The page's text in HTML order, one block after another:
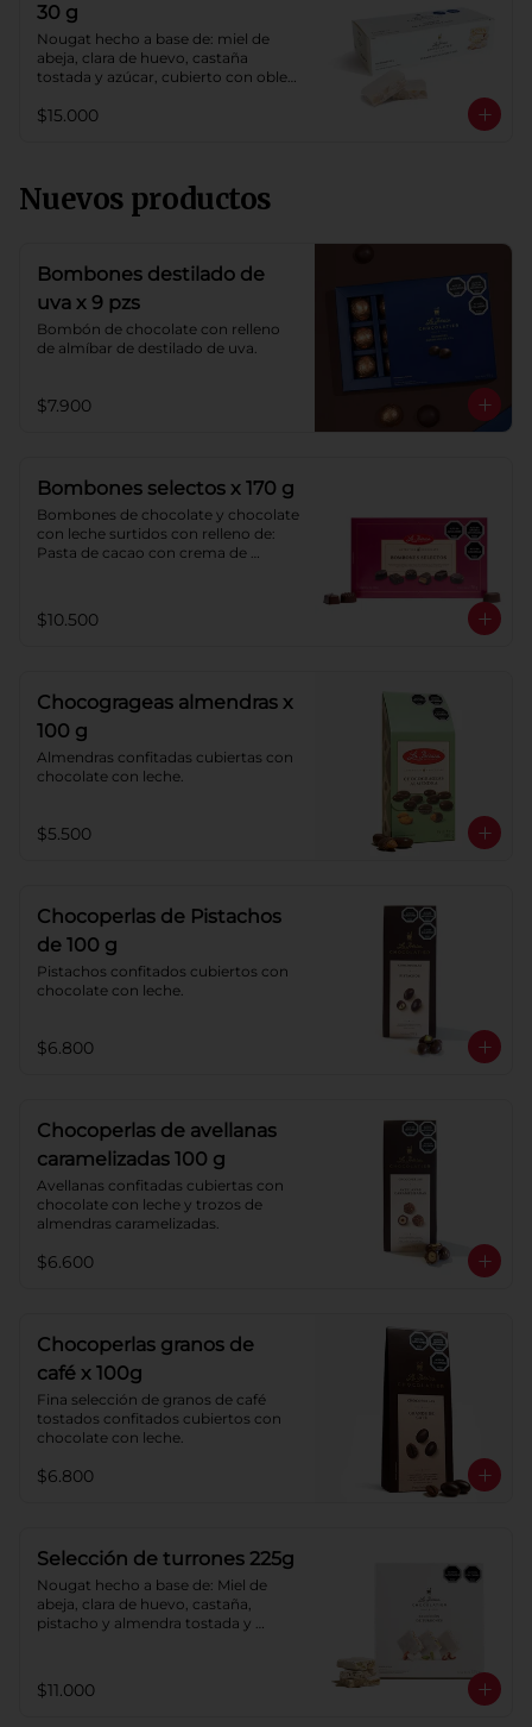
30 g
Nougat hecho a base de: miel de
abeja, clara de huevo, castaña
tostada y azúcar, cubierto con oblea
$15.000
Nuevos productos
Bombones destilado de
uva x 9 pzs
Bombón de chocolate con relleno
de almíbar de destilado de uva.
$7.900
Bombones selectos x 170 g
Bombones de chocolate y chocolate
con leche surtidos con relleno de:
Pasta de cacao con crema de
chocolate blanco sabor a frambuesa,
pasta de cacao con licor sabor a
Coberturas: chocolate 52% de cacao
y chocolate con leche 40% cacao.
$10.500
Chocogrageas almendras x
100 g
Almendras confitadas cubiertas con
chocolate con leche.
$5.500
Chocoperlas de Pistachos
de 100 g
Pistachos confitados cubiertos con
chocolate con leche.
$6.800
Chocoperlas de avellanas
caramelizadas 100 g
Avellanas confitadas cubiertas con
chocolate con leche y trozos de
almendras caramelizadas.
$6.600
Chocoperlas granos de
café x 100g
Fina selección de granos de café
tostados confitados cubiertos con
chocolate con leche.
$6.800
Selección de turrones 225g
Nougat hecho a base de: Miel de
abeja, clara de huevo, castaña,
pistacho y almendra tostada y
$11.000